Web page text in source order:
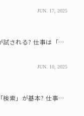
JUN. 17, 2025
情報収集後は「パクる力」が試される? 仕事は「段取りとスケジュール」で9割決まる!
JUN. 10, 2025
メールは「整理」ではなく「検索」が基本? 仕事は「段取りとスケジュール」で9割決まる!